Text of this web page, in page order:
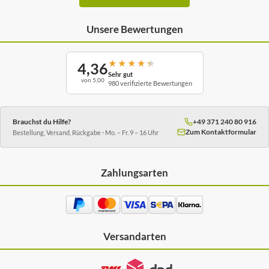
Unsere Bewertungen
4,36
von 5,00
★ ★ ★ ★ ★
Sehr gut
980 verifizierte Bewertungen
Brauchst du Hilfe?
Bestellung, Versand, Rückgabe · Mo. – Fr. 9 – 16 Uhr
+49 371 240 80 916
Zum Kontaktformular
Zahlungsarten
Versandarten